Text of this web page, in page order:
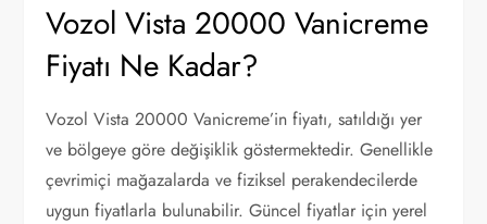
Vozol Vista 20000 Vanicreme
Fiyatı Ne Kadar?
Vozol Vista 20000 Vanicreme’in fiyatı, satıldığı yer
ve bölgeye göre değişiklik göstermektedir. Genellikle
çevrimiçi mağazalarda ve fiziksel perakendecilerde
uygun fiyatlarla bulunabilir. Güncel fiyatlar için yerel